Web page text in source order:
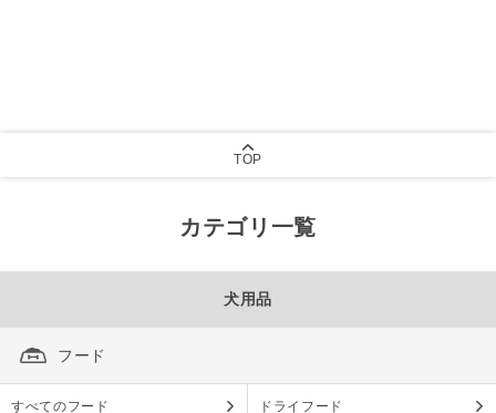
TOP
カテゴリ一覧
犬用品
フード
すべてのフード ドライフード